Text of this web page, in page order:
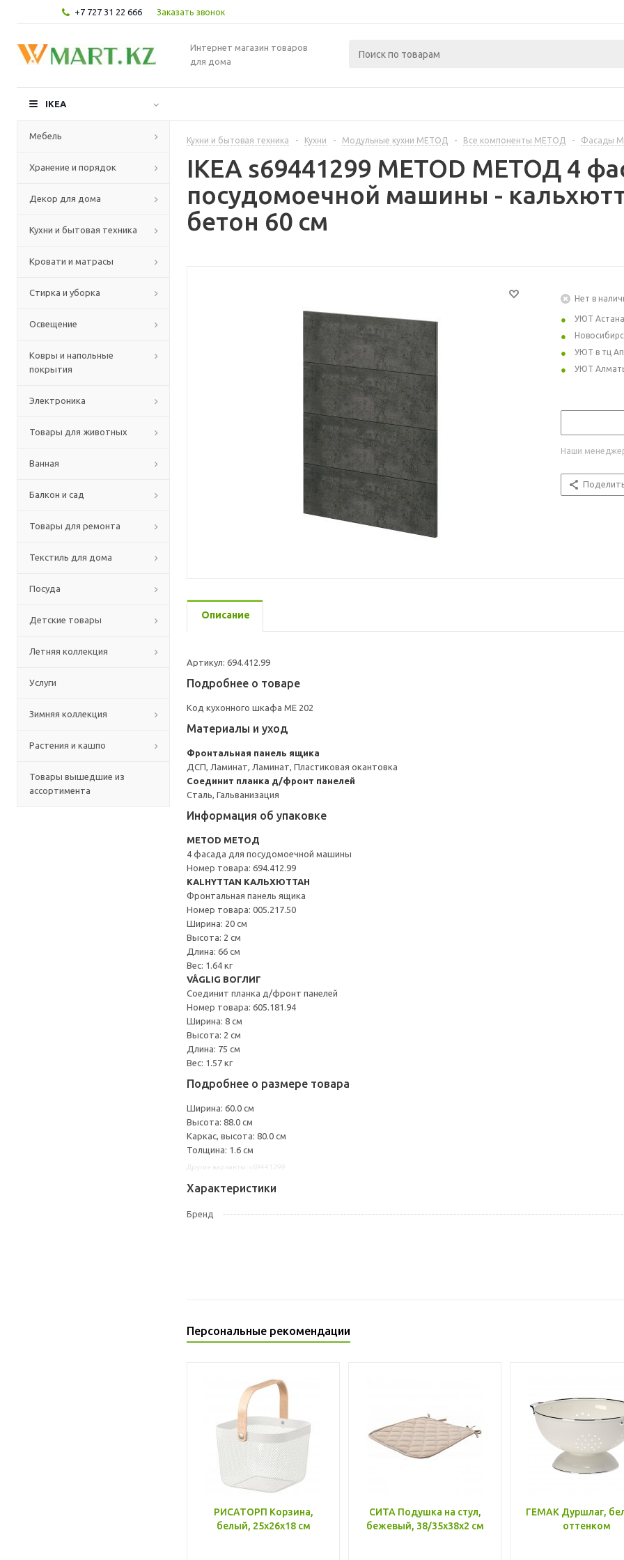
+7 727 31 22 666 Заказать звонок
Интернет магазин товаров
для дома
IKEA
Мебель
Хранение и порядок
Декор для дома
Кухни и бытовая техника
Кровати и матрасы
Стирка и уборка
Освещение
Ковры и напольные
покрытия
Электроника
Товары для животных
Ванная
Балкон и сад
Товары для ремонта
Текстиль для дома
Посуда
Детские товары
Летняя коллекция
Услуги
Зимняя коллекция
Растения и кашпо
Товары вышедшие из
ассортимента
Кухни и бытовая техника - Кухни - Модульные кухни МЕТОД - Все компоненты МЕТОД - Фасады
IKEA s69441299 METOD МЕТОД 4
посудомоечной машины -
бетон 60 см
Нет в
УЮТ Астана
УЮТ в тц
УЮТ
Наши
Описание
Артикул: 694.412.99
Подробнее о товаре
Код кухонного шкафа ME 202
Материалы и уход
Фронтальная панель ящика
ДСП, Ламинат, Ламинат, Пластиковая окантовка
Соединит планка д/фронт панелей
Сталь, Гальванизация
Информация об упаковке
METOD МЕТОД
4 фасада для посудомоечной машины
Номер товара: 694.412.99
KALHYTTAN КАЛЬХЮТТАН
Фронтальная панель ящика
Номер товара: 005.217.50
Ширина: 20 см
Высота: 2 см
Длина: 66 см
Вес: 1.64 кг
VÅGLIG ВОГЛИГ
Соединит планка д/фронт панелей
Номер товара: 605.181.94
Ширина: 8 см
Высота: 2 см
Длина: 75 см
Вес: 1.57 кг
Подробнее о размере товара
Ширина: 60.0 см
Высота: 88.0 см
Каркас, высота: 80.0 см
Толщина: 1.6 см
Характеристики
Бренд
Персональные рекомендации
РИСАТОРП Корзина,
белый, 25x26x18 см
СИТА Подушка на стул,
бежевый, 38/35x38x2 см
ГЕМАК Дуршлаг,
оттенком